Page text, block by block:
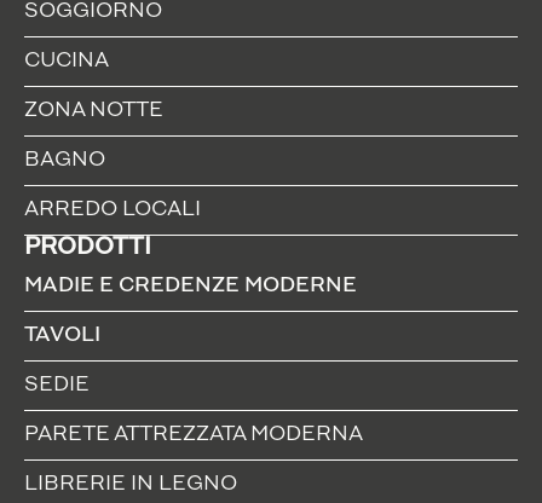
SOGGIORNO
CUCINA
ZONA NOTTE
BAGNO
ARREDO LOCALI
PRODOTTI
MADIE E CREDENZE MODERNE
TAVOLI
SEDIE
PARETE ATTREZZATA MODERNA
LIBRERIE IN LEGNO